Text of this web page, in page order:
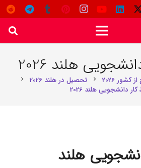
هلند 2026
2026
chevron_right تحصیل در هلند 2026 chevron_right
دانشجویی هلند 2026
هلند